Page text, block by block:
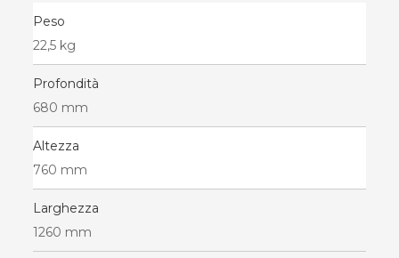
Peso
22,5 kg
Profondità
680 mm
Altezza
760 mm
Larghezza
1260 mm